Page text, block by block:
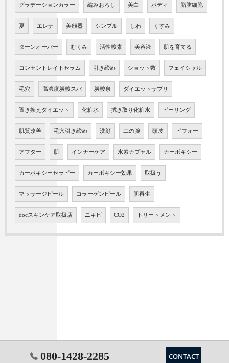
グラデーションカラー 編みおろし 美白 ボディ 脂肪細胞
夏 エレナ 美顔器 シンプル しわ くすみ
ターンオーバー むくみ 活性酸素 美容液 肌を育てる
コンセントレイトセラム 引き締め ショット数 フェイシャル
毛穴 高濃度炭酸スパ 炭酸泉 ダイエットサプリ
置き換えダイエット 化粧水 拭き取り化粧水 ピーリング
肌質改善 毛穴引き締め 洗顔 二の腕 頭皮 ビフォー
アフター 肌 インナーケア 水素カプセル カーボキシー
カーボキシーセラピー カーボキシー効果 取扱う
マッサージピール コラーゲンピール 肌再生
docスキンケア取扱店 ニキビ CO2 トリートメント
080-1428-2285 CONTACT